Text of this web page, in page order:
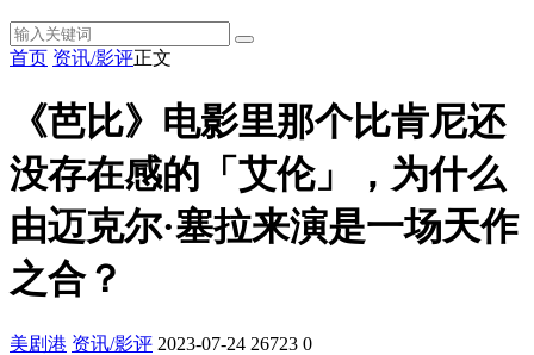
首页 资讯/影评正文
《芭比》电影里那个比肯尼还
没存在感的「艾伦」，为什么
由迈克尔·塞拉来演是一场天作
之合？
美剧港 资讯/影评 2023-07-24 26723 0